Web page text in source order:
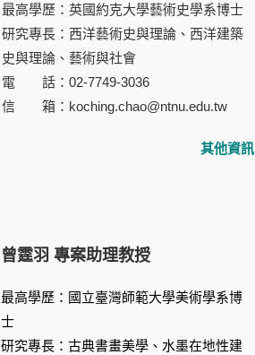
最高學歷：英國約克大學藝術史學系博士
研究專長：西洋藝術史與理論、西洋建築
史與理論、藝術與社會
電 話：02-7749-3036
信 箱：koching.chao@ntnu.edu.tw
其他資訊
曾霆羽 專案助理教授
最高學歷：國立臺灣師範大學美術學系博
士
研究專長：古典書畫美學、水墨在地性建